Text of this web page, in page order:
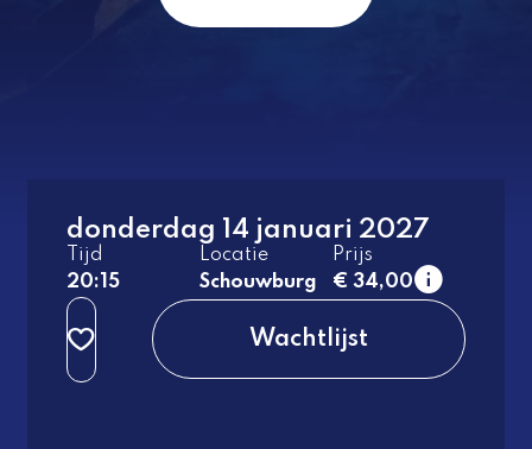
donderdag 14 januari 2027
Tijd
20:15
Locatie
Schouwburg
Prijs
€ 34,00
1e rang
normaal
2e rang
normaal
3e rang
beperkt zicht
Wachtlijst